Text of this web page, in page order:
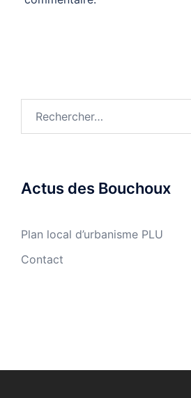
Actus des Bouchoux
Plan local d’urbanisme PLU
Contact